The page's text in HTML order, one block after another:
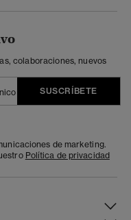
colaboraciones, nuevos
SUSCRÍBETE
de marketing.
Política de privacidad